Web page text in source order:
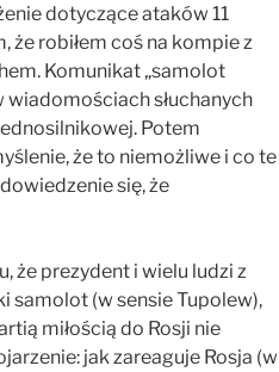
dotyczące ataków 11
że robiłem coś na kompie z
Komunikat „samolot
wiadomościach słuchanych
Potem
że to niemożliwe i co te
się, że
że prezydent i wielu ludzi z
samolot (w sensie Tupolew),
miłością do Rosji nie
jak zareaguje Rosja (w